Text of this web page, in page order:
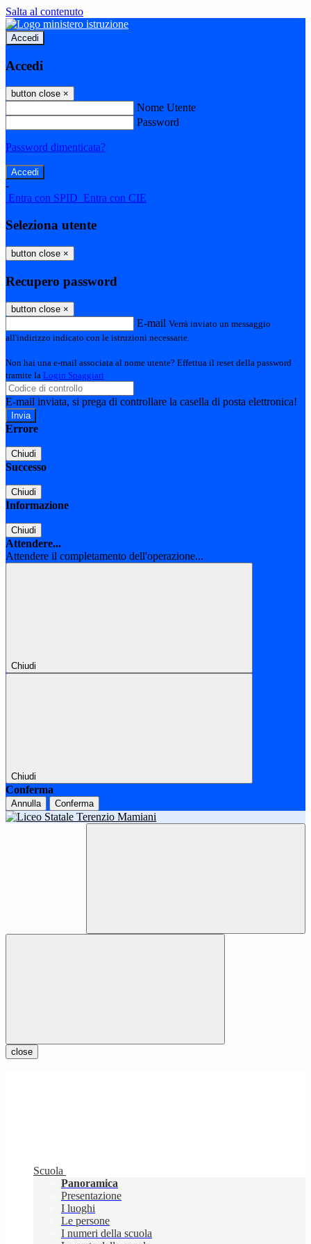
Salta al contenuto
Accedi
Accedi
button close ×
Nome Utente
Password
Password dimenticata?
-
Entra con SPID Entra con CIE
Seleziona utente
button close ×
Recupero password
button close ×
E-mail Verrà inviato un messaggio
all'indirizzo indicato con le istruzioni necessarie.
Non hai una e-mail associata al nome utente? Effettua il reset della password
tramite la Login Spaggiari
E-mail inviata, si prega di controllare la casella di posta elettronica!
Errore
Chiudi
Successo
Chiudi
Informazione
Chiudi
Attendere...
Attendere il completamento dell'operazione...
Chiudi
Chiudi
Conferma
Annulla Conferma
close
Scuola
Panoramica
Presentazione
I luoghi
Le persone
I numeri della scuola